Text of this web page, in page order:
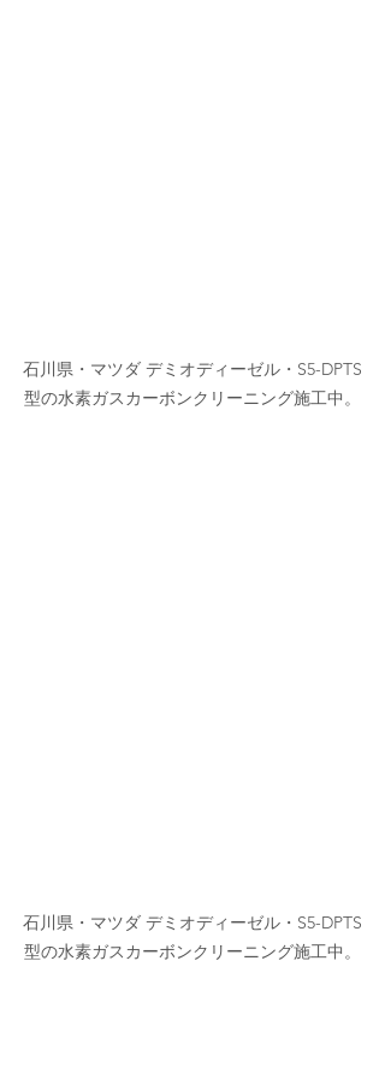
石川県・マツダ デミオディーゼル・S5-DPTS
型の水素ガスカーボンクリーニング施工中。
石川県・マツダ デミオディーゼル・S5-DPTS
型の水素ガスカーボンクリーニング施工中。